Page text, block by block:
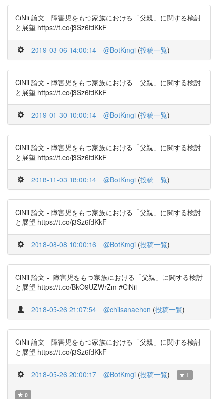
CiNii 論文 - 障害児をもつ家族における「父親」に関する検討
と展望 https://t.co/j3Sz6fdKkF
2019-03-06 14:00:14 @BotKmgi (投稿一覧)
CiNii 論文 - 障害児をもつ家族における「父親」に関する検討
と展望 https://t.co/j3Sz6fdKkF
2019-01-30 10:00:14 @BotKmgi (投稿一覧)
CiNii 論文 - 障害児をもつ家族における「父親」に関する検討
と展望 https://t.co/j3Sz6fdKkF
2018-11-03 18:00:14 @BotKmgi (投稿一覧)
CiNii 論文 - 障害児をもつ家族における「父親」に関する検討
と展望 https://t.co/j3Sz6fdKkF
2018-08-08 10:00:16 @BotKmgi (投稿一覧)
CiNii 論文 - 障害児をもつ家族における「父親」に関する検討
と展望 https://t.co/BkO9UZWrZm #CiNii
2018-05-26 21:07:54 @chiisanaehon (投稿一覧)
CiNii 論文 - 障害児をもつ家族における「父親」に関する検討
と展望 https://t.co/j3Sz6fdKkF
2018-05-26 20:00:17 @BotKmgi (投稿一覧) 1
0